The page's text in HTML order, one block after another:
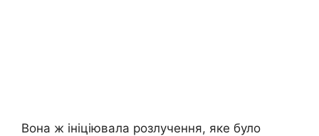
Вона ж ініціювала розлучення, яке було